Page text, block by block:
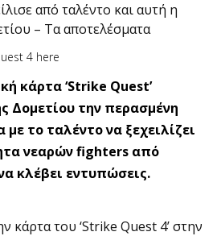
από ταλέντο και αυτή η
– Τα αποτελέσματα
κάρτα ‘Strike Quest’
Δομετίου την περασμένη
το ταλέντο να ξεχειλίζει
νεαρών fighters από
κλέβει εντυπώσεις.
κάρτα του ‘Strike Quest 4’ στην